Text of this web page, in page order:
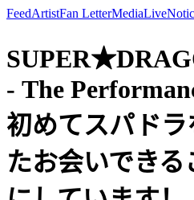
FeedArtistFan LetterMediaLive
- The
初めてスパド
たお会いでき